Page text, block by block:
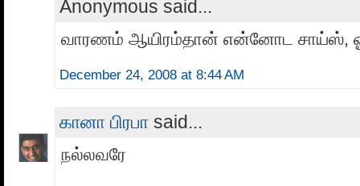
Anonymous said...
வாரணம் ஆயிரம்தான் என்னோட சாய்ஸ்,
December 24, 2008 at 8:44 AM
கானா பிரபா said...
நல்லவரே